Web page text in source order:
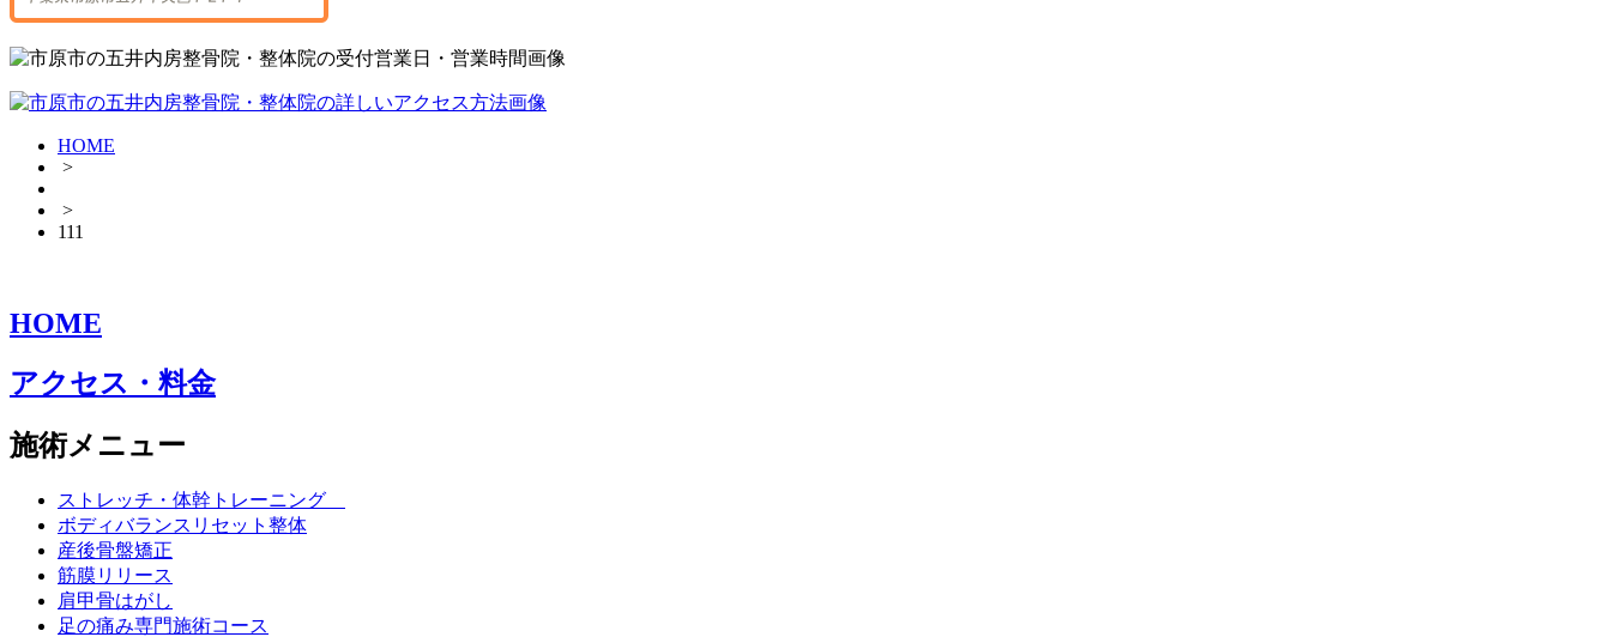
HOME
>
>
111
HOME
アクセス・料金
施術メニュー
ストレッチ・体幹トレーニング
ボディバランスリセット整体
産後骨盤矯正
筋膜リリース
肩甲骨はがし
足の痛み専門施術コース